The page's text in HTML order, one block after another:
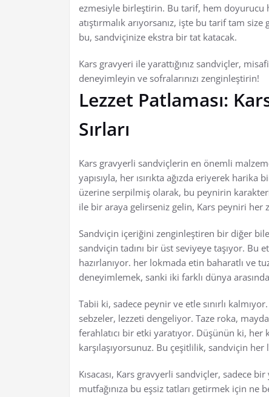
ezmesiyle birleştirin. Bu tarif, hem doyurucu
atıştırmalık arıyorsanız, işte bu tarif tam
bu, sandviçinize ekstra bir tat katacak.
Kars gravyeri ile yarattığınız sandviçler,
deneyimleyin ve sofralarınızı zenginleştirin!
Lezzet Patlaması:
Sırları
Kars gravyerli sandviçlerin en önemli
yapısıyla, her ısırıkta ağızda eriyerek
üzerine serpilmiş olarak, bu peynirin
ile bir araya gelirseniz gelin, Kars peyniri her
Sandviçin içeriğini zenginleştiren bir diğer
sandviçin tadını bir üst seviyeye taşıyor.
hazırlanıyor. her lokmada etin baharatlı ve
deneyimlemek, sanki iki farklı dünya
Tabii ki, sadece peynir ve etle sınırlı
sebzeler, lezzeti dengeliyor. Taze roka,
ferahlatıcı bir etki yaratıyor. Düşünün ki,
karşılaşıyorsunuz. Bu çeşitlilik, sandviçin
Kısacası, Kars gravyerli sandviçler, sadece
mutfağınıza bu eşsiz tatları getirmek için ne